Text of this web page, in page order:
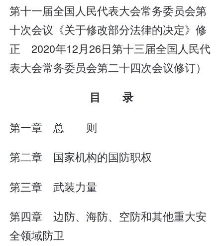
第十一届全国人民代表大会常务委员会第
十次会议《关于修改部分法律的决定》修
正 2020年12月26日第十三届全国人民代
表大会常务委员会第二十四次会议修订）
目 录
第一章 总 则
第二章 国家机构的国防职权
第三章 武装力量
第四章 边防、海防、空防和其他重大安
全领域防卫